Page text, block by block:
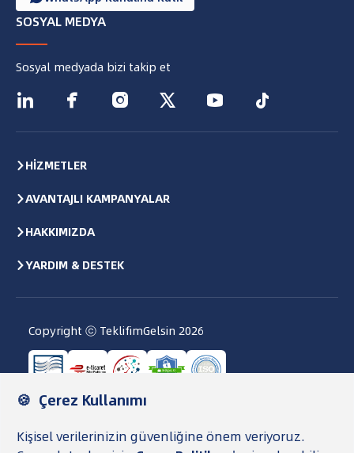
SOSYAL MEDYA
Sosyal medyada bizi takip et
     
HİZMETLER
AVANTAJLI KAMPANYALAR
HAKKIMIZDA
YARDIM & DESTEK
Copyright ⓒ TeklifimGelsin 2026
Kullanıcı SözleşmesiGizlilik Politikası ve KVKK
Veri Saklama ve İmha Politikası
TG Para Şartnamesi
Şeffaflık Metni